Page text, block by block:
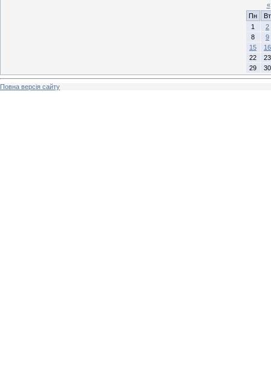
«
Пн
Вт
1
2
8
9
15
16
22
23
29
30
Повна версія сайту